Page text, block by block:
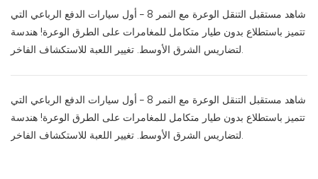
شاهد مستقبل التنقل الوعرة مع النمر 8 – أول سيارات الدفع الرباعي التي
تتميز باستطلاع بدون طيار متكامل للمغامرات على الطرق الوعرة! هندسة
لتضاريس الشرق الأوسط. تغيير اللعبة للاستكشاف الفاخر.
شاهد مستقبل التنقل الوعرة مع النمر 8 – أول سيارات الدفع الرباعي التي
تتميز باستطلاع بدون طيار متكامل للمغامرات على الطرق الوعرة! هندسة
لتضاريس الشرق الأوسط. تغيير اللعبة للاستكشاف الفاخر.